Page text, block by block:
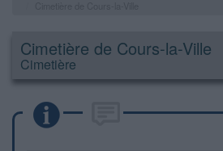
Cimetière de Cours-la-Ville
Cimetière